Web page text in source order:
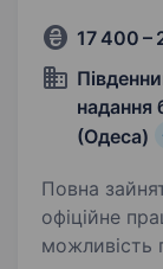
17 400 –
надання
(Одеса)
Повна
офіційне
можливість